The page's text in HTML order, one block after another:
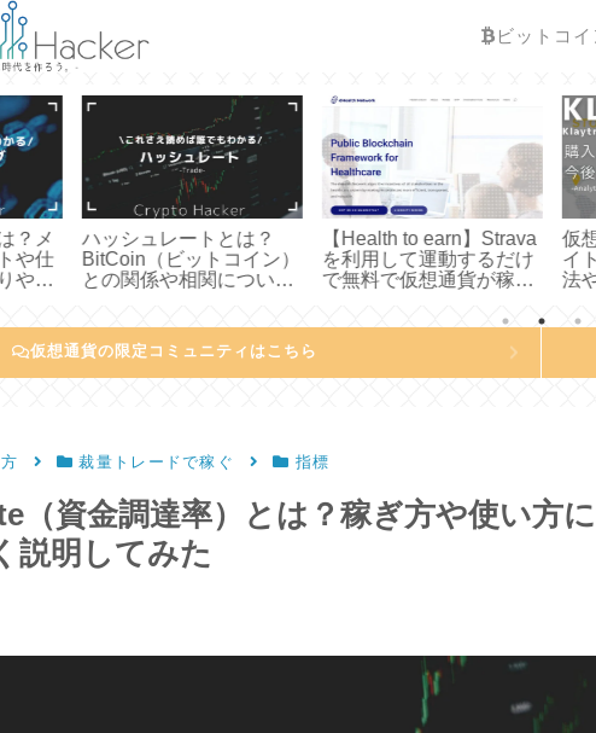
ビットコイ
？メ
や仕
やす
ハッシュレートとは？
BitCoin（ビットコイン）
との関係や相関について
【Health to earn】Strava
を利用して運動するだけ
で無料で仮想通貨が稼げ
Network（DHP）につい
みた
仮
イ
法
底
仮想通貨の限定コミュニティはこちら
裁量トレードで稼ぐ 指標
（資金調達率）とは？稼ぎ方や使い方
説明してみた